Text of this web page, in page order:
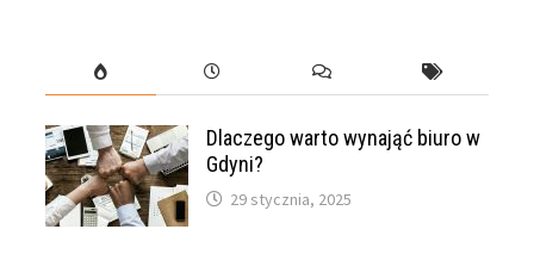
Dlaczego warto wynająć biuro w
Gdyni?
29 stycznia, 2025